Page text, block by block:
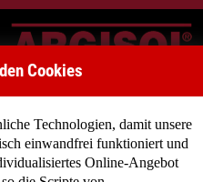
Cookies
Technologien, damit unsere
einwandfrei funktioniert und
Online-Angebot